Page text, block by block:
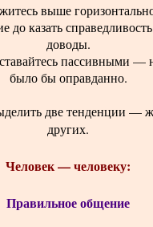
выше
до казать
доводы.
пассивными
было бы оправданно.
две тенденции —
других.
Человек — человеку:
Правильное общение